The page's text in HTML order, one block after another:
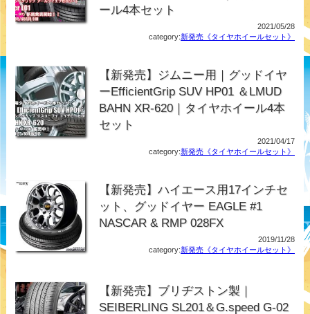
ール4本セット
2021/05/28
category:新発売《タイヤホイールセット》
【新発売】ジムニー用｜グッドイヤ
ーEfficientGrip SUV HP01 ＆LMUD
BAHN XR-620｜タイヤホイール4本
セット
2021/04/17
category:新発売《タイヤホイールセット》
【新発売】ハイエース用17インチセ
ット、グッドイヤー EAGLE #1
NASCAR & RMP 028FX
2019/11/28
category:新発売《タイヤホイールセット》
【新発売】ブリヂストン製｜
SEIBERLING SL201＆G.speed G-02